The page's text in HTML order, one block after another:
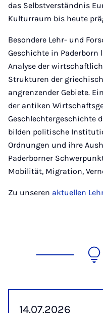
das Selbstverständnis
Kulturraum bis heute
Besondere Lehr- und
Geschichte in Paderborn
Analyse der
Strukturen der
angrenzender Gebiete.
der antiken
Geschlechtergeschichte
bilden politische
Ordnungen und ihre
Paderborner
Mobilität, Migration,
Zu unseren aktuellen
14.07.2026